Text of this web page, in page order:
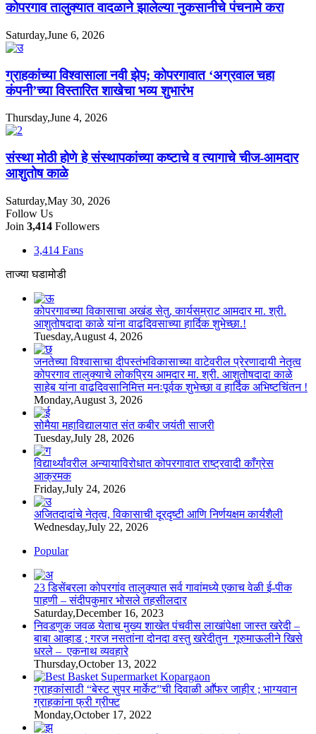
कोपरगाव तालुक्यात वादळाने झालेल्या नुकसानीचे पंचनामे करा
Saturday,June 6, 2026
ग्राहकांच्या विश्वासाला नवी झेप; कोपरगावात ‘अग्रवाल चहा
कंपनी’च्या विस्तारित शाखेचा भव्य शुभारंभ
Thursday,June 4, 2026
संस्था मोठी होणे हे संस्थापकांच्या कष्टाचे व त्यागाचे चीज-आमदार
आशुतोष काळे
Saturday,May 30, 2026
Follow Us
Join 3,414 Followers
3,414 Fans
ताज्या घडामोडी
कोपरगावच्या विकासाचा अखंड सेतु, कार्यसम्राट आमदार मा. श्री.
आशुतोषदादा काळे यांना वाढदिवसाच्या हार्दिक शुभेच्छा.!
Tuesday,August 4, 2026
जनतेच्या विश्वासाचा दीपस्तंभविकासाच्या वाटेवरील प्रेरणादायी नेतृत्व
कोपरगाव तालुक्याचे लोकप्रिय आमदार मा. श्री. आशुतोषदादा काळे
साहेब यांना वाढदिवसानिमित्त मनःपूर्वक शुभेच्छा व हार्दिक अभिष्टचिंतन !
Monday,August 3, 2026
सोमैया महाविद्यालयात संत कबीर जयंती साजरी
Tuesday,July 28, 2026
विद्यार्थ्यांवरील अन्यायाविरोधात कोपरगावात राष्ट्रवादी काँग्रेस
आक्रमक
Friday,July 24, 2026
अजितदादांचे नेतृत्व, विकासाची दूरदृष्टी आणि निर्णयक्षम कार्यशैली
Wednesday,July 22, 2026
Popular
23 डिसेंबरला कोपरगांव तालुक्‍यात सर्व गावांमध्ये एकाच वेळी ई-पीक
पाहणी – संदीपकुमार भोसले तहसीलदार
Saturday,December 16, 2023
निवडणुक जवळ येताच मुख्य शाखेत पंचवीस लाखांपेक्षा जास्त खरेदी –
बाबा आव्हाड ; गरज नसतांना दोनदा वस्तु खरेदीतुन गूरुमाऊलीने खिसे
धरले – एकनाथ व्यवहारे
Thursday,October 13, 2022
ग्राहकांसाठी “बेस्ट सुपर मार्केट”ची दिवाळी आॕफर जाहीर ; भाग्यवान
ग्राहकांना फ्री ग्रीफ्ट
Monday,October 17, 2022